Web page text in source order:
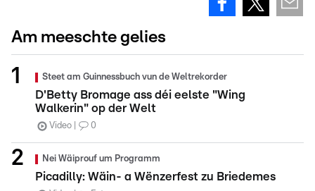
Am meeschte gelies
Steet am Guinnessbuch vun de Weltrekorder
D'Betty Bromage ass déi eelste "Wing
Walkerin" op der Welt
Video 0
Nei Wäiprouf um Programm
Picadilly: Wäin- a Wënzerfest zu Briedemes